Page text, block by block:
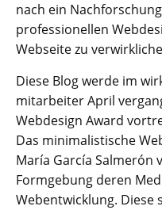
nach ein
professionellen
Webseite zu
Diese Blog werde im
mitarbeiter April
Webdesign Award
Das minimalistische
María García Salmerón
Formgebung deren
Webentwicklung. Diese